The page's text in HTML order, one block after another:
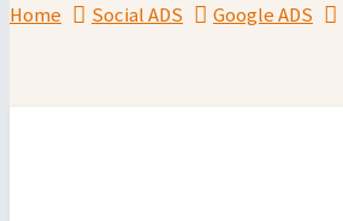
Home Social ADS Google ADS